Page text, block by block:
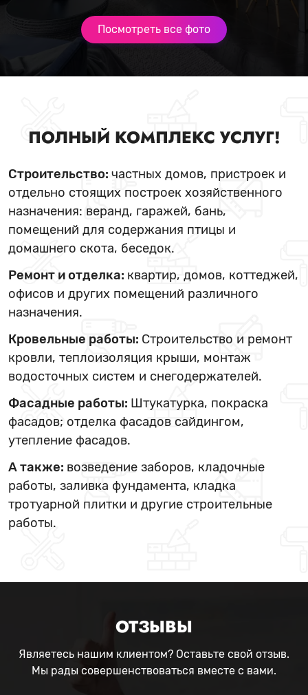
Посмотреть все фото
ПОЛНЫЙ КОМПЛЕКС УСЛУГ!
Строительство: частных домов, пристроек и
отдельно стоящих построек хозяйственного
назначения: веранд, гаражей, бань,
помещений для содержания птицы и
домашнего скота, беседок.
Ремонт и отделка: квартир, домов, коттеджей,
офисов и других помещений различного
назначения.
Кровельные работы: Строительство и ремонт
кровли, теплоизоляция крыши, монтаж
водосточных систем и снегодержателей.
Фасадные работы: Штукатурка, покраска
фасадов; отделка фасадов сайдингом,
утепление фасадов.
А также: возведение заборов, кладочные
работы, заливка фундамента, кладка
тротуарной плитки и другие строительные
работы.
ОТЗЫВЫ
Являетесь нашим клиентом? Оставьте свой отзыв.
Мы рады совершенствоваться вместе с вами.